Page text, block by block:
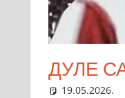
ДУЛЕ
19.05.2026.